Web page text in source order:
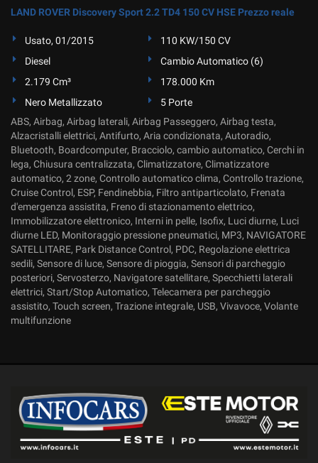
LAND ROVER Discovery Sport 2.2 TD4 150 CV HSE Prezzo reale
Usato, 01/2015
110 KW/150 CV
Diesel
Cambio Automatico (6)
2.179 Cm³
178.000 Km
Nero Metallizzato
5 Porte
ABS, Airbag, Airbag laterali, Airbag Passeggero, Airbag testa,
Alzacristalli elettrici, Antifurto, Aria condizionata, Autoradio,
Bluetooth, Boardcomputer, Bracciolo, cambio automatico, Cerchi in
lega, Chiusura centralizzata, Climatizzatore, Climatizzatore
automatico, 2 zone, Controllo automatico clima, Controllo trazione,
Cruise Control, ESP, Fendinebbia, Filtro antiparticolato, Frenata
d'emergenza assistita, Freno di stazionamento elettrico,
Immobilizzatore elettronico, Interni in pelle, Isofix, Luci diurne, Luci
diurne LED, Monitoraggio pressione pneumatici, MP3, NAVIGATORE
SATELLITARE, Park Distance Control, PDC, Regolazione elettrica
sedili, Sensore di luce, Sensore di pioggia, Sensori di parcheggio
posteriori, Servosterzo, Navigatore satellitare, Specchietti laterali
elettrici, Start/Stop Automatico, Telecamera per parcheggio
assistito, Touch screen, Trazione integrale, USB, Vivavoce, Volante
multifunzione